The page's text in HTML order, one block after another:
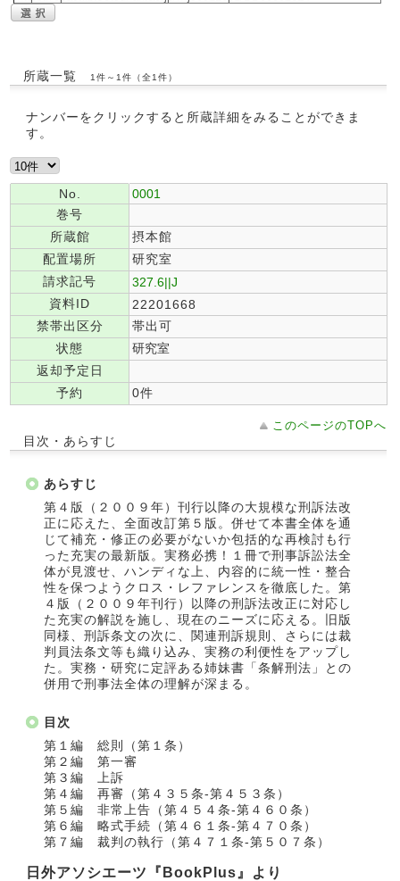
所蔵一覧 1件～1件（全1件）
ナンバーをクリックすると所蔵詳細をみることができま
す。
No.
0001
巻号
所蔵館
摂本館
配置場所
研究室
請求記号
327.6||J
資料ID
22201668
禁帯出区分
帯出可
状態
研究室
返却予定日
予約
0件
このページのTOPへ
目次・あらすじ
あらすじ
第４版（２００９年）刊行以降の大規模な刑訴法改
正に応えた、全面改訂第５版。併せて本書全体を通
じて補充・修正の必要がないか包括的な再検討も行
った充実の最新版。実務必携！１冊で刑事訴訟法全
体が見渡せ、ハンディな上、内容的に統一性・整合
性を保つようクロス・レファレンスを徹底した。第
４版（２００９年刊行）以降の刑訴法改正に対応し
た充実の解説を施し、現在のニーズに応える。旧版
同様、刑訴条文の次に、関連刑訴規則、さらには裁
判員法条文等も織り込み、実務の利便性をアップし
た。実務・研究に定評ある姉妹書「条解刑法」との
併用で刑事法全体の理解が深まる。
目次
第１編 総則（第１条）
第２編 第一審
第３編 上訴
第４編 再審（第４３５条‐第４５３条）
第５編 非常上告（第４５４条‐第４６０条）
第６編 略式手続（第４６１条‐第４７０条）
第７編 裁判の執行（第４７１条‐第５０７条）
日外アソシエーツ『BookPlus』より